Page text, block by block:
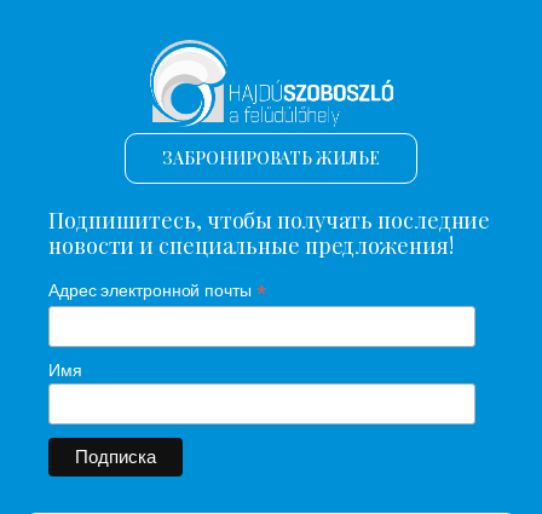
ЗАБРОНИРОВАТЬ ЖИЛЬЕ
Подпишитесь, чтобы получать последние
новости и специальные предложения!
Адрес электронной почты *
Имя